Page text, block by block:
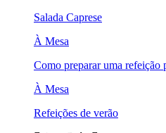
Salada Caprese
À Mesa
Como preparar uma refeição
À Mesa
Refeições de verão